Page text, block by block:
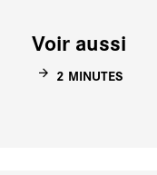
Voir aussi
2 MINUTES